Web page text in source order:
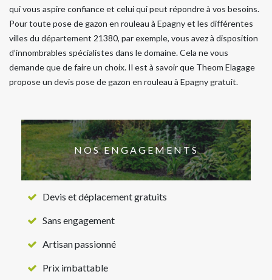
qui vous aspire confiance et celui qui peut répondre à vos besoins.
Pour toute pose de gazon en rouleau à Epagny et les différentes
villes du département 21380, par exemple, vous avez à disposition
d’innombrables spécialistes dans le domaine. Cela ne vous
demande que de faire un choix. Il est à savoir que Theom Elagage
propose un devis pose de gazon en rouleau à Epagny gratuit.
NOS ENGAGEMENTS
Devis et déplacement gratuits
Sans engagement
Artisan passionné
Prix imbattable